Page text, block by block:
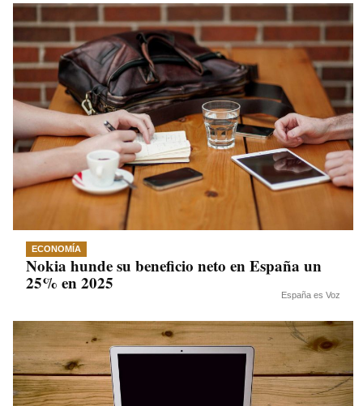
ECONOMÍA
Nokia hunde su beneficio neto en España un
25% en 2025
España es Voz